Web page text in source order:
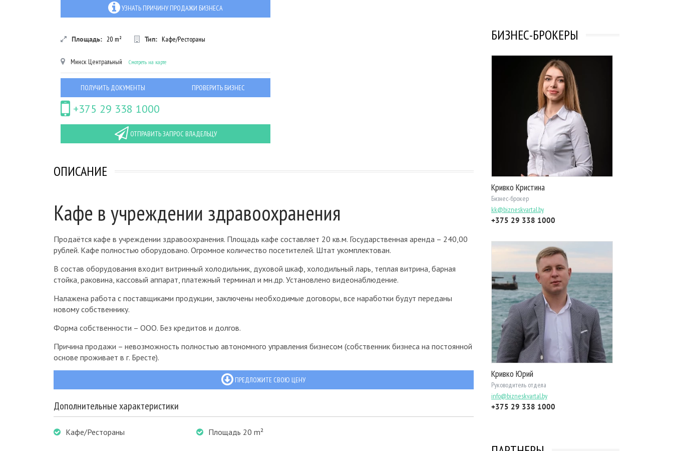
УЗНАТЬ ПРИЧИНУ ПРОДАЖИ БИЗНЕСА
Площадь: 20 m² Тип: Кафе/Рестораны
МинскЦентральный Смотреть на карте
ПОЛУЧИТЬ ДОКУМЕНТЫ ПРОВЕРИТЬ БИЗНЕС
+375 29 338 1000
ОТПРАВИТЬ ЗАПРОС ВЛАДЕЛЬЦУ
ОПИСАНИЕ
Кафе в учреждении здравоохранения
Продаётся кафе в учреждении здравоохранения. Площадь кафе составляет 20 кв.м. Государственная аренда – 240,00
рублей. Кафе полностью оборудовано. Огромное количество посетителей. Штат укомплектован.
В состав оборудования входит витринный холодильник, духовой шкаф, холодильный ларь, теплая витрина, барная
стойка, раковина, кассовый аппарат, платежный терминал и мн.др. Установлено видеонаблюдение.
Налажена работа с поставщиками продукции, заключены необходимые договоры, все наработки будут переданы
новому собственнику.
Форма собственности – ООО. Без кредитов и долгов.
Причина продажи – невозможность полностью автономного управления бизнесом (собственник бизнеса на постоянной
основе проживает в г. Бресте).
ПРЕДЛОЖИТЕ СВОЮ ЦЕНУ
Дополнительные характеристики
Кафе/Рестораны Площадь 20 m²
БИЗНЕС-БРОКЕРЫ
Кривко Кристина
Бизнес-брокер
kk@bizneskvartal.by
+375 29 338 1000
Кривко Юрий
Руководитель отдела
info@bizneskvartal.by
+375 29 338 1000